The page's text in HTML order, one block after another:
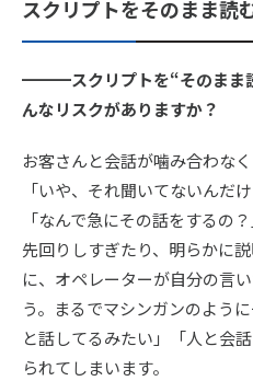
スクリプトをそのまま読
━━━スクリプトを“そのまま
んなリスクがありますか？
お客さんと会話が噛み合わなく
「いや、それ聞いてないんだ
「なんで急にその話をするの
先回りしすぎたり、明らかに
に、オペレーターが自分の言
う。まるでマシンガンのよう
と話してるみたい」「人と会
られてしまいます。